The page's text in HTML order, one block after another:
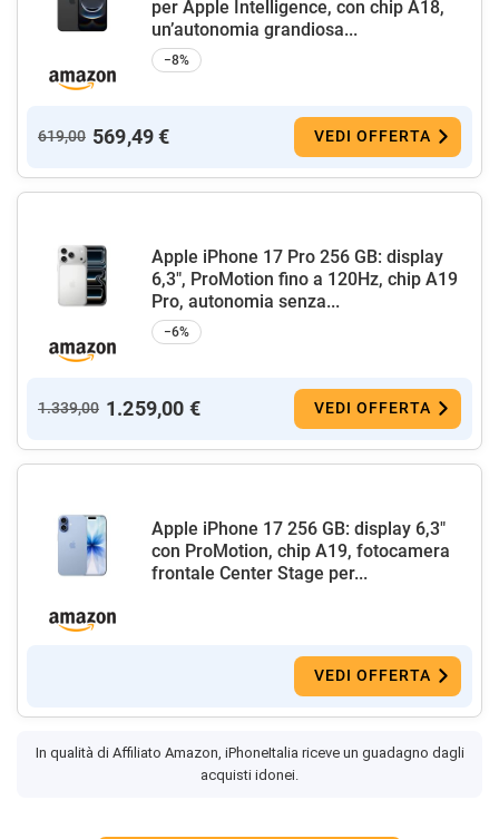
per Apple Intelligence, con chip A18,
un’autonomia grandiosa...
−8%
619,00 569,49 € VEDI OFFERTA
Apple iPhone 17 Pro 256 GB: display
6,3", ProMotion fino a 120Hz, chip A19
Pro, autonomia senza...
−6%
1.339,00 1.259,00 € VEDI OFFERTA
Apple iPhone 17 256 GB: display 6,3"
con ProMotion, chip A19, fotocamera
frontale Center Stage per...
VEDI OFFERTA
In qualità di Affiliato Amazon, iPhoneItalia riceve un guadagno dagli
acquisti idonei.